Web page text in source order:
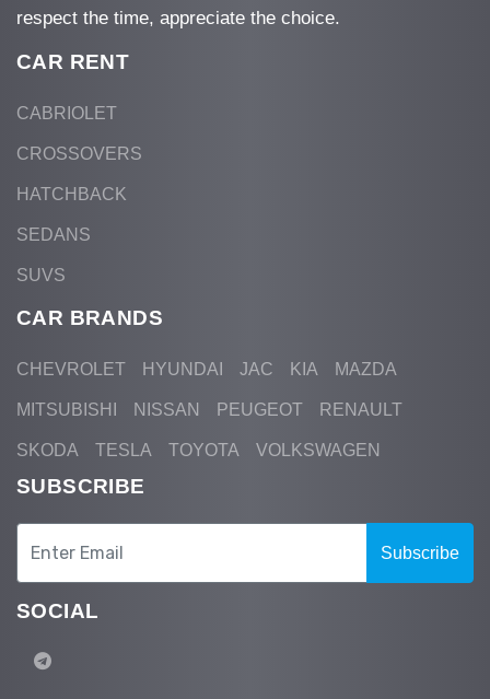
respect the time, appreciate the choice.
CAR RENT
CABRIOLET
CROSSOVERS
HATCHBACK
SEDANS
SUVS
CAR BRANDS
CHEVROLET HYUNDAI JAC KIA MAZDA
MITSUBISHI NISSAN PEUGEOT RENAULT
SKODA TESLA TOYOTA VOLKSWAGEN
SUBSCRIBE
Subscribe
SOCIAL